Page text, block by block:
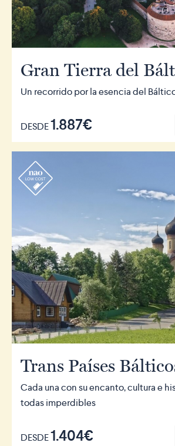
Gran Tierra del
Un recorrido por la esencia del
DESDE1.887€
r
Trans Países
Cada una con su encanto, cultura e
todas imperdibles
DESDE1.404€